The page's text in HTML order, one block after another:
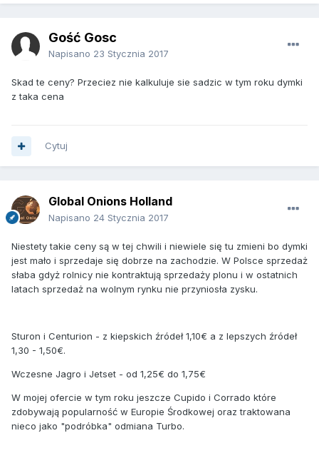
Gość Gosc
Napisano 23 Stycznia 2017
Skad te ceny? Przeciez nie kalkuluje sie sadzic w tym roku dymki
z taka cena
Cytuj
Global Onions Holland
Napisano 24 Stycznia 2017
Niestety takie ceny są w tej chwili i niewiele się tu zmieni bo dymki
jest mało i sprzedaje się dobrze na zachodzie. W Polsce sprzedaż
słaba gdyż rolnicy nie kontraktują sprzedaży plonu i w ostatnich
latach sprzedaż na wolnym rynku nie przyniosła zysku.
Sturon i Centurion - z kiepskich źródeł 1,10€ a z lepszych źródeł
1,30 - 1,50€.
Wczesne Jagro i Jetset - od 1,25€ do 1,75€
W mojej ofercie w tym roku jeszcze Cupido i Corrado które
zdobywają popularność w Europie Środkowej oraz traktowana
nieco jako "podróbka" odmiana Turbo.